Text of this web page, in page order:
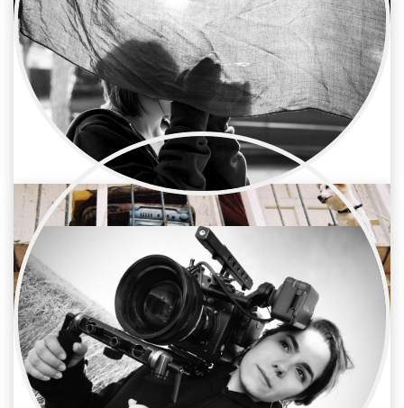
Alicia G.Juárez
Cine / Cámara
Asistente operadora de cámara
Victoria Aguiar